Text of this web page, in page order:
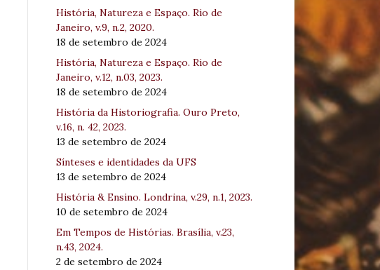
História, Natureza e Espaço. Rio de
Janeiro, v.9, n.2, 2020.
18 de setembro de 2024
História, Natureza e Espaço. Rio de
Janeiro, v.12, n.03, 2023.
18 de setembro de 2024
História da Historiografia. Ouro Preto,
v.16, n. 42, 2023.
13 de setembro de 2024
Sínteses e identidades da UFS
13 de setembro de 2024
História & Ensino. Londrina, v.29, n.1, 2023.
10 de setembro de 2024
Em Tempos de Histórias. Brasília, v.23,
n.43, 2024.
2 de setembro de 2024